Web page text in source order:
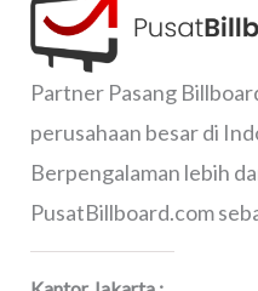
Partner Pasang
perusahaan besar di
Berpengalaman lebih
PusatBillboard.com